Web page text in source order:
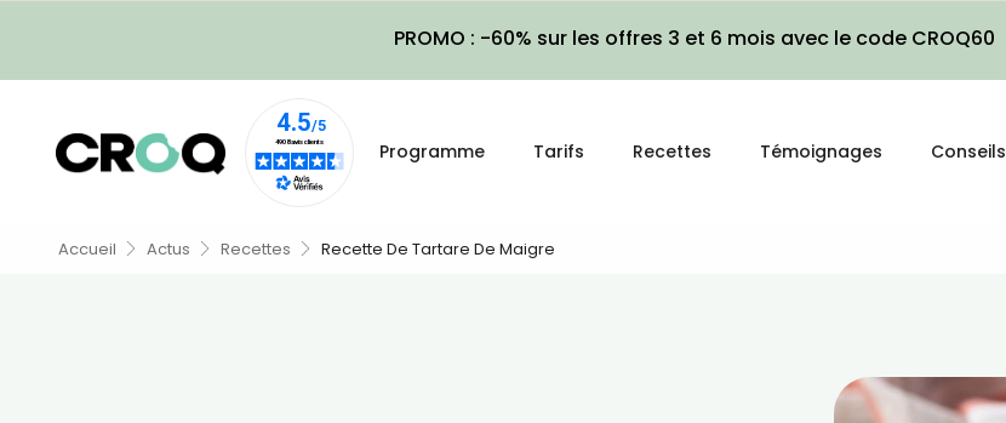
PROMO : -60% sur les offres 3 et 6 mois avec le code CROQ60
Programme Tarifs Recettes Témoignages Conseils
Accueil Actus Recettes Recette De Tartare De Maigre